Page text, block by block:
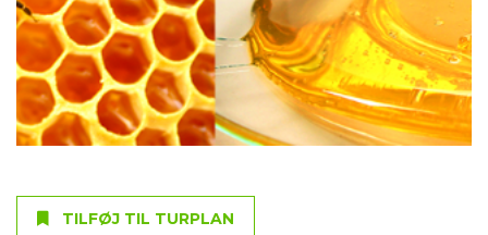
TILFØJ TIL TURPLAN